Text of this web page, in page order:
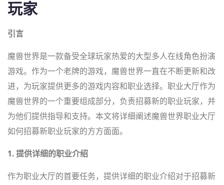
玩家
引言
魔兽世界是一款备受全球玩家热爱的大型多人在线角色扮演
游戏。作为一个老牌的游戏，魔兽世界一直在不断更新和改
进，为玩家提供更多的游戏内容和职业选择。职业大厅作为
魔兽世界的一个重要组成部分，负责招募新的职业玩家，并
为他们提供指导和支持。本文将详细阐述魔兽世界职业大厅
如何招募新职业玩家的方方面面。
1. 提供详细的职业介绍
作为职业大厅的首要任务，提供详细的职业介绍对于招募新